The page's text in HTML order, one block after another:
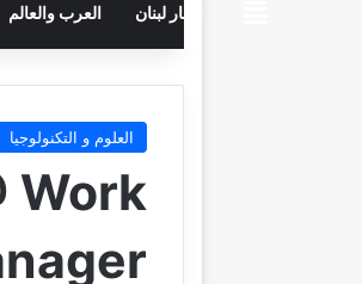
beiruttime
اخبار لبنان العرب والعالم
العلوم و التكنولوجيا